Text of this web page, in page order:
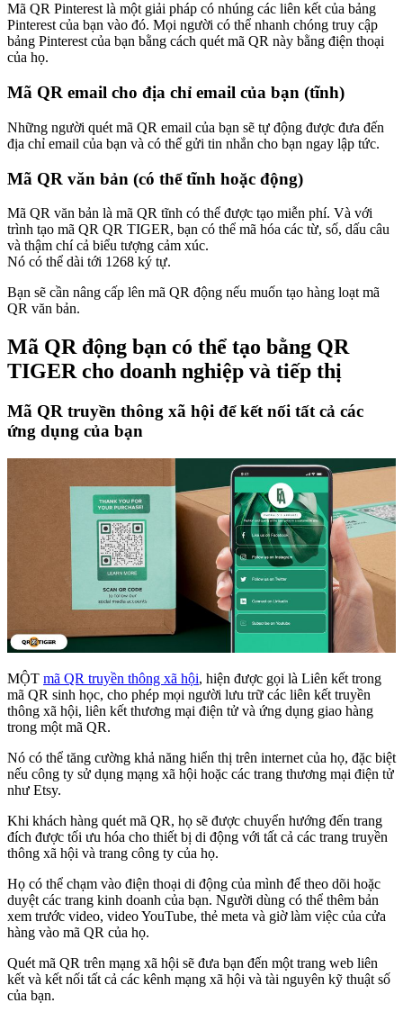
Mã QR Pinterest là một giải pháp có nhúng các liên kết của bảng
Pinterest của bạn vào đó. Mọi người có thể nhanh chóng truy cập
bảng Pinterest của bạn bằng cách quét mã QR này bằng điện thoại
của họ.
Mã QR email cho địa chỉ email của bạn (tĩnh)
Những người quét mã QR email của bạn sẽ tự động được đưa đến
địa chỉ email của bạn và có thể gửi tin nhắn cho bạn ngay lập tức.
Mã QR văn bản (có thể tĩnh hoặc động)
Mã QR văn bản là mã QR tĩnh có thể được tạo miễn phí. Và với
trình tạo mã QR QR TIGER, bạn có thể mã hóa các từ, số, dấu câu
và thậm chí cả biểu tượng cảm xúc.
Nó có thể dài tới 1268 ký tự.
Bạn sẽ cần nâng cấp lên mã QR động nếu muốn tạo hàng loạt mã
QR văn bản.
Mã QR động bạn có thể tạo bằng QR
TIGER cho doanh nghiệp và tiếp thị
Mã QR truyền thông xã hội để kết nối tất cả các
ứng dụng của bạn
MỘT mã QR truyền thông xã hội, hiện được gọi là Liên kết trong
mã QR sinh học, cho phép mọi người lưu trữ các liên kết truyền
thông xã hội, liên kết thương mại điện tử và ứng dụng giao hàng
trong một mã QR.
Nó có thể tăng cường khả năng hiển thị trên internet của họ, đặc biệt
nếu công ty sử dụng mạng xã hội hoặc các trang thương mại điện tử
như Etsy.
Khi khách hàng quét mã QR, họ sẽ được chuyển hướng đến trang
đích được tối ưu hóa cho thiết bị di động với tất cả các trang truyền
thông xã hội và trang công ty của họ.
Họ có thể chạm vào điện thoại di động của mình để theo dõi hoặc
duyệt các trang kinh doanh của bạn. Người dùng có thể thêm bản
xem trước video, video YouTube, thẻ meta và giờ làm việc của cửa
hàng vào mã QR của họ.
Quét mã QR trên mạng xã hội sẽ đưa bạn đến một trang web liên
kết và kết nối tất cả các kênh mạng xã hội và tài nguyên kỹ thuật số
của bạn.